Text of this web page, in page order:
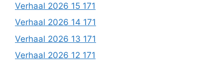
Verhaal 2026 15 171
Verhaal 2026 14 171
Verhaal 2026 13 171
Verhaal 2026 12 171